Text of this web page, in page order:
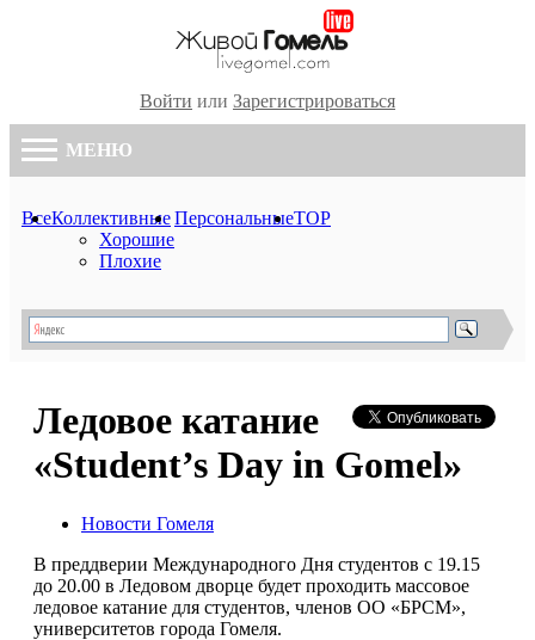
Войти или Зарегистрироваться
МЕНЮ
ВсеКоллективные
Хорошие
Плохие
ПерсональныеTOP
Ледовое катание
«Student’s Day in Gomel»
Новости Гомеля
В преддверии Международного Дня студентов с 19.15
до 20.00 в Ледовом дворце будет проходить массовое
ледовое катание для студентов, членов ОО «БРСМ»,
университетов города Гомеля.